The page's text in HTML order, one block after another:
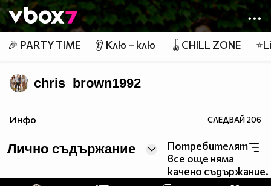
Member of
👾
🎉 PARTY TIME 👂 Клю – клю 🪀CHILL ZONE
chris_brown1992
Инфо СЛЕДВАЙ206
Лично съдържание
Потребителят
все още няма
качено съдържание.